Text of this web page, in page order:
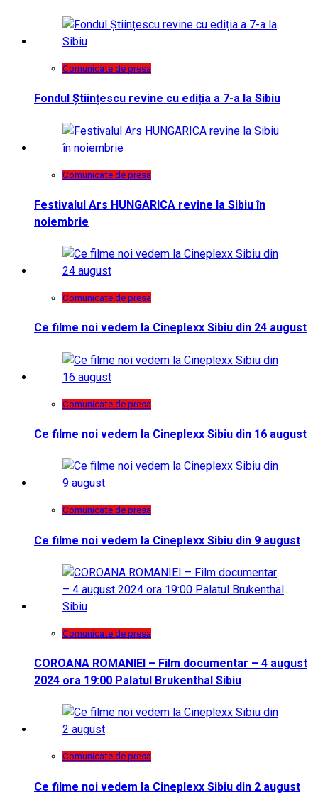
Comunicate de presa
Fondul Științescu revine cu ediția a 7-a la Sibiu
Comunicate de presa
Festivalul Ars HUNGARICA revine la Sibiu în
noiembrie
Comunicate de presa
Ce filme noi vedem la Cineplexx Sibiu din 24 august
Comunicate de presa
Ce filme noi vedem la Cineplexx Sibiu din 16 august
Comunicate de presa
Ce filme noi vedem la Cineplexx Sibiu din 9 august
Comunicate de presa
COROANA ROMANIEI – Film documentar – 4 august
2024 ora 19:00 Palatul Brukenthal Sibiu
Comunicate de presa
Ce filme noi vedem la Cineplexx Sibiu din 2 august